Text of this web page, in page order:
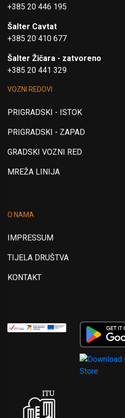
+385 20 446 195
Šalter Cavtat
+385 20 410 677
Šalter Žičara - zatvoreno
+385 20 441 329
VOZNI REDOVI
PRIGRADSKI - ISTOK
PRIGRADSKI - ZAPAD
GRADSKI VOZNI RED
MREŽA LINIJA
O NAMA
IMPRESSUM
TIJELA DRUŠTVA
KONTAKT